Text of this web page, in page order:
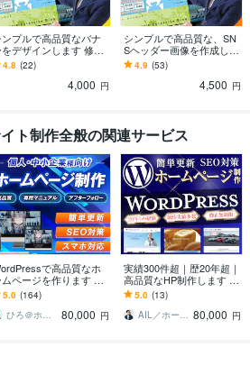
ンプルで高品質なバナ
をデザインします 修正
度でも無料！サイズ
い3つまで作製！
4.8 (22)
4,000 円
シンプルで高品質な、SN
Sヘッダー画像を作成しま
す 修正無制限！Faceboo
k、Twitter、ココナラな
4.9 (53)
4,500 円
ト制作全般の関連サービス
で高品質なホ
ムページを作ります シ
ル/SEO/ホームペー
/おしゃれ/スタイリッシ
5.0 (164)
ひろ＠ホームページ制作
80,000 円
実績300件超｜歴20年超｜
高品質なHP制作します W
ordPress/ホームページ制
作/SEO/リニューアル
5.0 (13)
AIL／ホームページ・wordpress 80,000 円